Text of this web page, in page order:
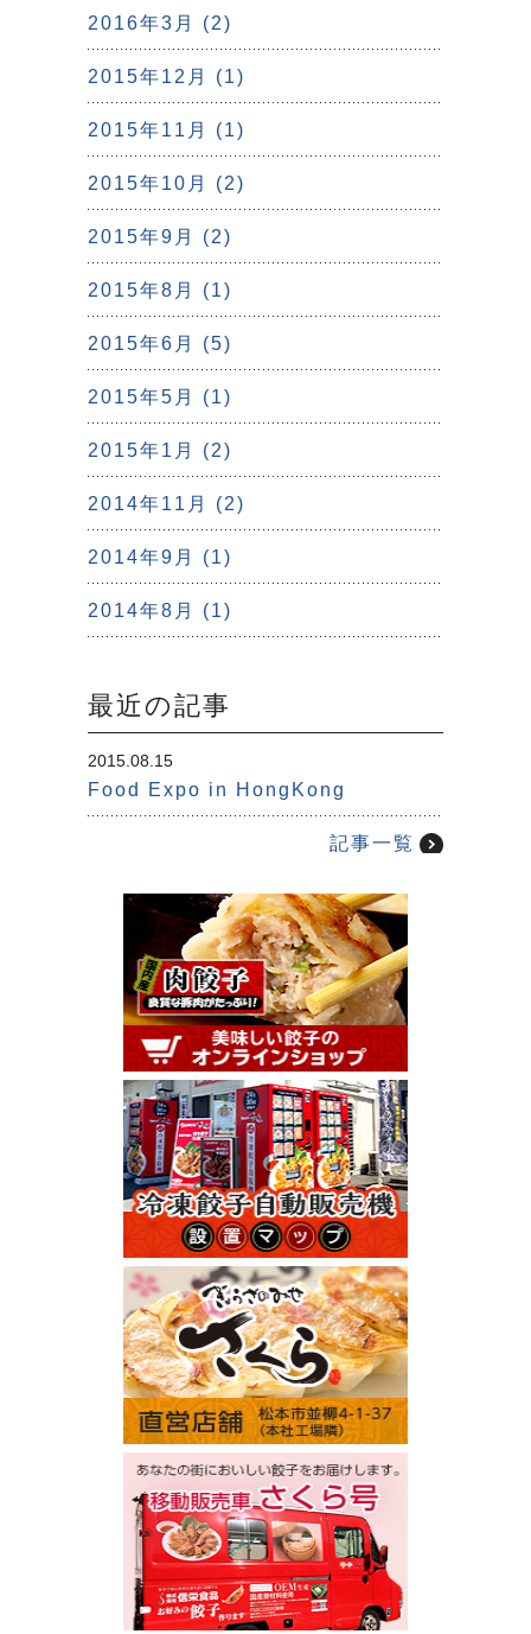
2016年3月 (2)
2015年12月 (1)
2015年11月 (1)
2015年10月 (2)
2015年9月 (2)
2015年8月 (1)
2015年6月 (5)
2015年5月 (1)
2015年1月 (2)
2014年11月 (2)
2014年9月 (1)
2014年8月 (1)
最近の記事
2015.08.15
Food Expo in HongKong
記事一覧